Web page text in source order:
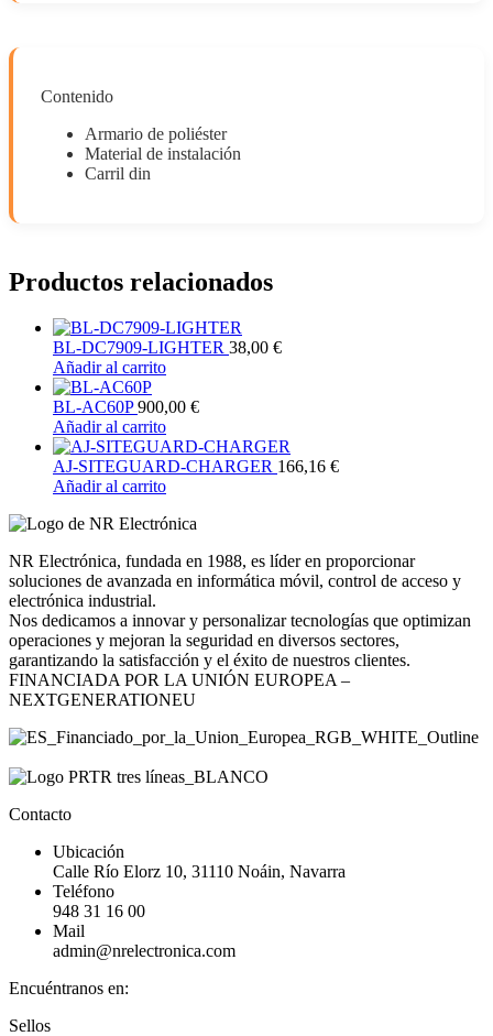
Contenido
Armario de poliéster
Material de instalación
Carril din
Productos relacionados
BL-DC7909-LIGHTER 38,00 €
Añadir al carrito
BL-AC60P900,00 €
Añadir al carrito
AJ-SITEGUARD-CHARGER 166,16 €
Añadir al carrito
NR Electrónica, fundada en 1988, es líder en proporcionar
soluciones de avanzada en informática móvil, control de acceso y
electrónica industrial.
Nos dedicamos a innovar y personalizar tecnologías que optimizan
operaciones y mejoran la seguridad en diversos sectores,
garantizando la satisfacción y el éxito de nuestros clientes.
FINANCIADA POR LA UNIÓN EUROPEA –
NEXTGENERATIONEU
Contacto
Ubicación
Calle Río Elorz 10, 31110 Noáin, Navarra
Teléfono
948 31 16 00
Mail
admin@nrelectronica.com
Encuéntranos en:
Facebook
Linkedin
Instagram
Sellos